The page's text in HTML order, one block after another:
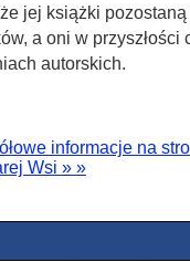
jej książki
a oni w przyszłości
autorskich.
informacje na
Wsi » »